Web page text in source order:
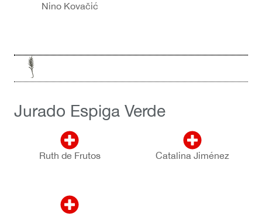
Nino Kovačić
Jurado Espiga Verde
Ruth de Frutos Catalina Jiménez